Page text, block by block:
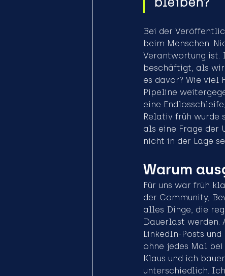
Bei der
beim Menschen.
Verantwortung ist.
beschäftigt, als
es davor? Wie viel
Pipeline
eine
Relativ früh wurde
als eine Frage der
nicht in der Lage
Warum
Für uns war früh
der Community,
alles Dinge, die
Dauerlast werden.
LinkedIn-Posts
ohne jedes Mal bei
Klaus und ich
unterschiedlich.